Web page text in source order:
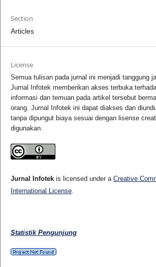
Section
Articles
License
Semua tulisan pada jurnal ini menjadi tanggung
Jurnal Infotek memberikan akses terbuka
informasi dan temuan pada artikel tersebut
orang. Jurnal Infotek ini dapat diakses dan
tanpa dipungut biaya sesuai dengan lisense
digunakan.
Jurnal Infotekis licensed under a Creative
International License.
Statistik Pengunjung